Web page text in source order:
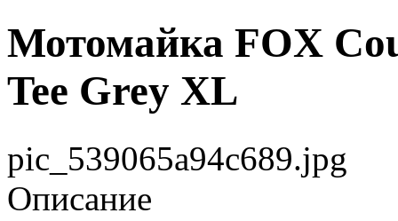
Мотомайка FOX
Tee Grey XL
pic_539065a94c689.jpg
Описание